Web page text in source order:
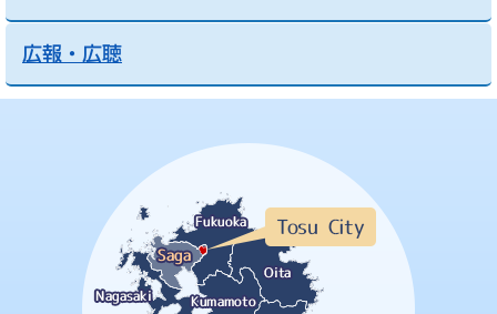
広報・広聴